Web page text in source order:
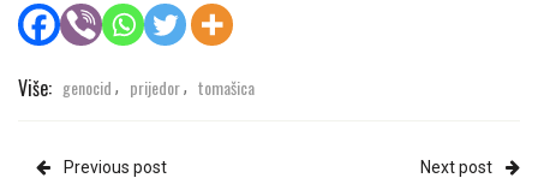
Više: genocid , prijedor, tomašica
Previous post Next post